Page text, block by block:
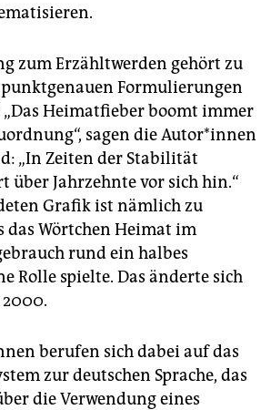
zum Erzähltwerden gehört zu
Formulierungen
„Das Heimatfieber boomt immer
sagen die Autor*innen
„In Zeiten der Stabilität
über Jahrzehnte vor sich hin.“
Grafik ist nämlich zu
das Wörtchen Heimat im
rund ein halbes
Rolle spielte. Das änderte sich
2000.
berufen sich dabei auf das
zur deutschen Sprache, das
die Verwendung eines